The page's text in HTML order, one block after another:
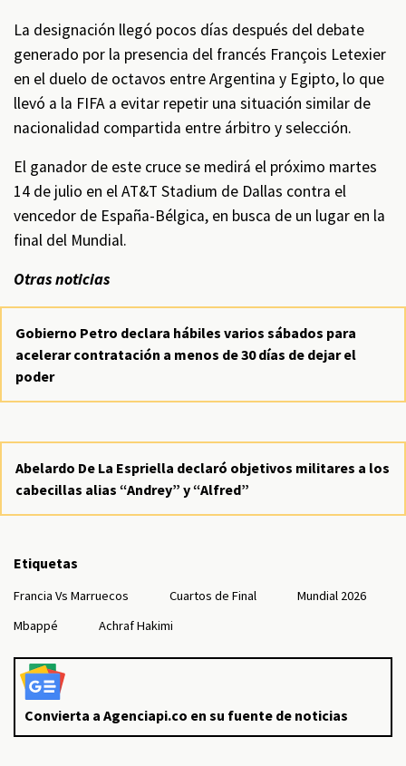
La designación llegó pocos días después del debate
generado por la presencia del francés François Letexier
en el duelo de octavos entre Argentina y Egipto, lo que
llevó a la FIFA a evitar repetir una situación similar de
nacionalidad compartida entre árbitro y selección.
El ganador de este cruce se medirá el próximo martes
14 de julio en el AT&T Stadium de Dallas contra el
vencedor de España-Bélgica, en busca de un lugar en la
final del Mundial.
Otras noticias
Gobierno Petro declara hábiles varios sábados para
acelerar contratación a menos de 30 días de dejar el
poder
Abelardo De La Espriella declaró objetivos militares a los
cabecillas alias “Andrey” y “Alfred”
Etiquetas
Francia Vs Marruecos Cuartos de Final
Mundial 2026
Mbappé
Achraf Hakimi
Convierta a Agenciapi.co en su fuente de noticias